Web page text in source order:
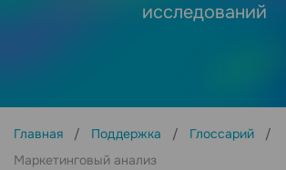
исследований
Главная Поддержка
Глоссарий
Маркетинговый анализ